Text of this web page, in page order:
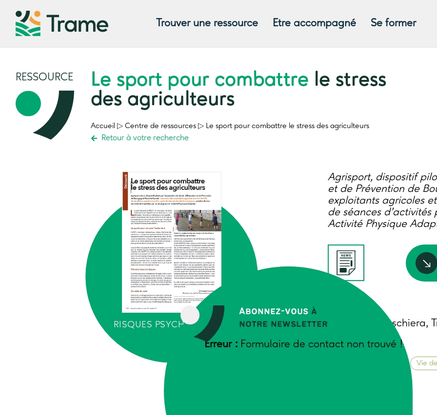
Trouver une ressource Etre accompagné Se former
Abonnez-vous à
notre newsletter
Erreur : Formulaire de contact non trouvé !
RESSOURCE Le sport pour combattre le stress
des agriculteurs
Accueil ▷ Centre de ressources ▷ Le sport pour combattre le stress des agriculteurs
Retour à votre recherche
RISQUES PSYCHOSOCIAUX
Agrisport, dispositif
et de Prévention de
exploitants agricoles
de séances
Activité Physique
Christophe Leschiera,
Janvier 2021
Vie